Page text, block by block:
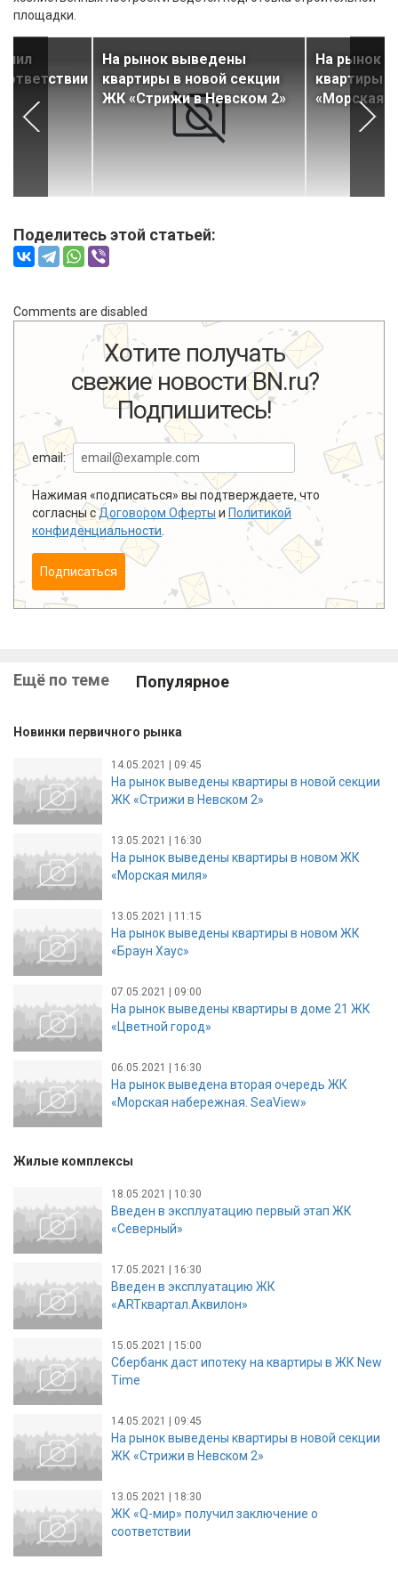
площадки.
На рынок выведены
квартиры в новой секции
ЖК «Стрижи в Невском 2»
На рынок
квартиры
«Морская
Поделитесь этой статьей:
Comments are disabled
Хотите получать
свежие новости BN.ru?
Подпишитесь!
email:
Нажимая «подписаться» вы подтверждаете, что
согласны сДоговором Оферты и Политикой
конфиденциальности
Подписаться
Ещё по теме Популярное
Новинки первичного рынка
14.05.2021 | 09:45
На рынок выведены квартиры в новой секции
ЖК «Стрижи в Невском 2»
13.05.2021 | 16:30
На рынок выведены квартиры в новом ЖК
«Морская миля»
13.05.2021 | 11:15
На рынок выведены квартиры в новом ЖК
«Браун Хаус»
07.05.2021 | 09:00
На рынок выведены квартиры в доме 21 ЖК
«Цветной город»
06.05.2021 | 16:30
На рынок выведена вторая очередь ЖК
«Морская набережная. SeaView»
Жилые комплексы
18.05.2021 | 10:30
Введен в эксплуатацию первый этап ЖК
«Северный»
17.05.2021 | 16:30
Введен в эксплуатацию ЖК
«ARTквартал.Аквилон»
15.05.2021 | 15:00
Сбербанк даст ипотеку на квартиры в ЖК New
Time
14.05.2021 | 09:45
На рынок выведены квартиры в новой секции
ЖК «Стрижи в Невском 2»
13.05.2021 | 18:30
ЖК «Q-мир» получил заключение о
соответствии